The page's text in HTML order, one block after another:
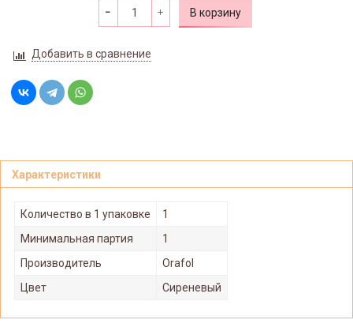
В корзину
Добавить в сравнение
Характеристики
Количество в 1 упаковке
1
Минимальная партия
1
Производитель
Orafol
Цвет
Сиреневый